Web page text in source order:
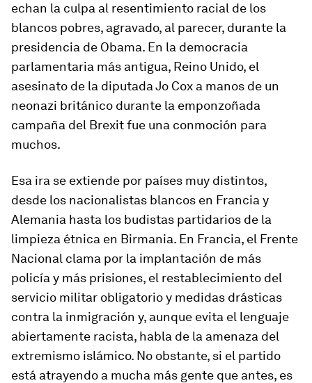
echan la culpa al resentimiento racial de los
blancos pobres, agravado, al parecer, durante la
presidencia de Obama. En la democracia
parlamentaria más antigua, Reino Unido, el
asesinato de la diputada Jo Cox a manos de un
neonazi británico durante la emponzoñada
campaña del Brexit fue una conmoción para
muchos.
Esa ira se extiende por países muy distintos,
desde los nacionalistas blancos en Francia y
Alemania hasta los budistas partidarios de la
limpieza étnica en Birmania. En Francia, el Frente
Nacional clama por la implantación de más
policía y más prisiones, el restablecimiento del
servicio militar obligatorio y medidas drásticas
contra la inmigración y, aunque evita el lenguaje
abiertamente racista, habla de la amenaza del
extremismo islámico. No obstante, si el partido
está atrayendo a mucha más gente que antes, es